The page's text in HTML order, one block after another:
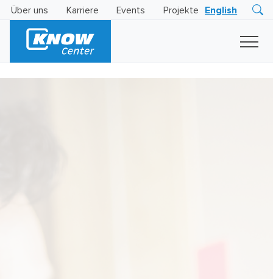
Über uns Karriere Events Projekte English